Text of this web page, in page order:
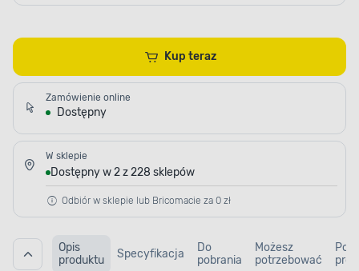
Kup teraz
Zamówienie online
Dostępny
W sklepie
Dostępny w 2 z 228 sklepów
Odbiór w sklepie lub Bricomacie za 0 zł
Opis
produktu
Specyfikacja
Do
pobrania
Możesz
potrzebować